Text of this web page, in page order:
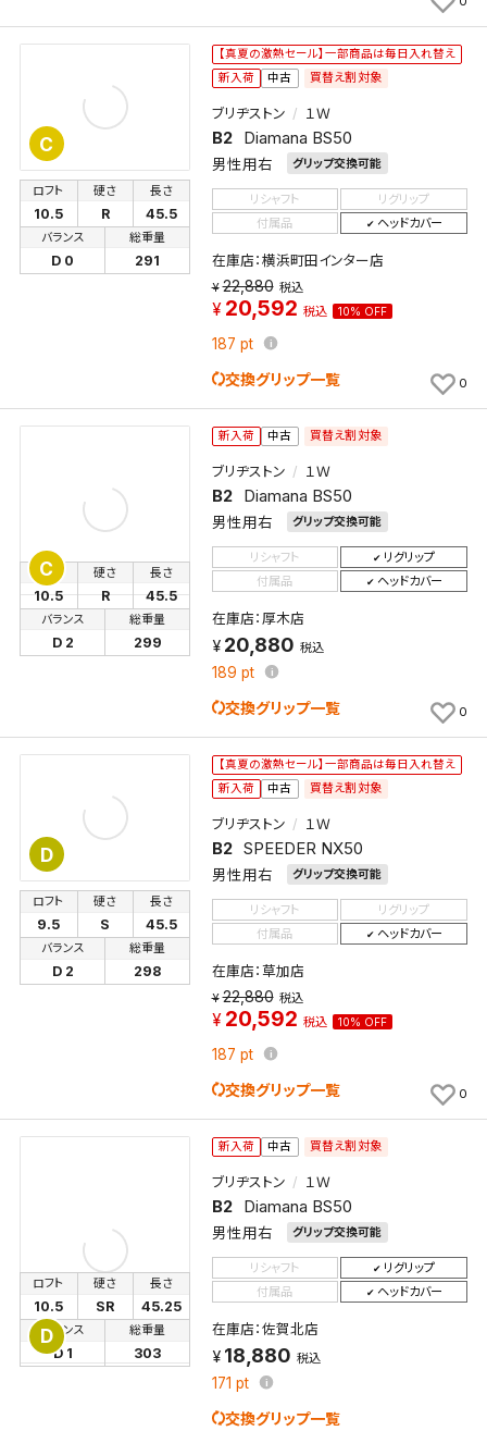
C
【真夏の激熱セール】一部商品は毎日入れ替え
新入荷
中古 買替え割対象
ブリヂストン １Ｗ
B2 Diamana BS50
男性用右
グリップ交換可能
ロフト
10.5
硬さ
R
長さ
45.5
バランス
D 0
総重量
291
リシャフト
リグリップ
付属品
ヘッドカバー
在庫店：横浜町田インター店
22,880 税込
20,592 税込 10% OFF
187 pt
交換グリップ一覧 0
C
新入荷 中古 買替え割対象
ブリヂストン １Ｗ
B2 Diamana BS50
男性用右 グリップ交換可能
ロフト
10.5
硬さ
R
長さ
45.5
バランス
D 2
総重量
299
リシャフト
リグリップ
付属品
ヘッドカバー
在庫店：厚木店
20,880 税込
189 pt
交換グリップ一覧 0
D
【真夏の激熱セール】一部商品は毎日入れ替え
新入荷
中古 買替え割対象
ブリヂストン １Ｗ
B2 SPEEDER NX50
男性用右
グリップ交換可能
ロフト
9.5
硬さ
S
長さ
45.5
バランス
D 2
総重量
298
リシャフト
リグリップ
付属品
ヘッドカバー
在庫店：草加店
22,880 税込
20,592 税込 10% OFF
187 pt
交換グリップ一覧 0
D
新入荷 中古 買替え割対象
ブリヂストン １Ｗ
B2 Diamana BS50
男性用右 グリップ交換可能
ロフト
10.5
硬さ
SR
長さ
45.25
バランス
D 1
総重量
303
リシャフト
リグリップ
付属品
ヘッドカバー
在庫店：佐賀北店
18,880 税込
171 pt
交換グリップ一覧